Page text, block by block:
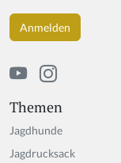
Themen
Jagdhunde
Jagdrucksack